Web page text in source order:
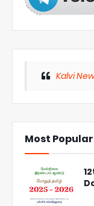
Kalvi
Most Popular